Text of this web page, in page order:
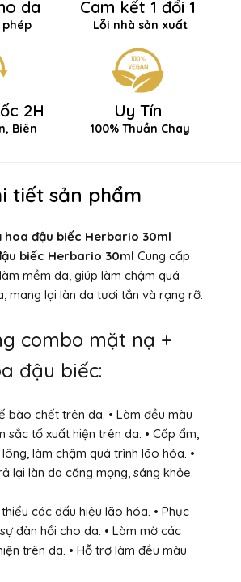
da
phép
Cam kết 1 đổi 1
Lỗi nhà sản xuất
2H
Biên
Uy Tín
100% Thuần Chay
tiết sản phẩm
hoa đậu biếc Herbario 30ml
biếc Herbario 30ml Cung cấp
mềm da, giúp làm chậm quá
mang lại làn da tươi tắn và rạng rỡ.
combo mặt nạ +
đậu biếc:
bào chết trên da. • Làm đều màu
sắc tố xuất hiện trên da. • Cấp ẩm,
làm chậm quá trình lão hóa. •
lại làn da căng mọng, sáng khỏe.
thiểu các dấu hiệu lão hóa. • Phục
đàn hồi cho da. • Làm mờ các
trên da. • Hỗ trợ làm đều màu